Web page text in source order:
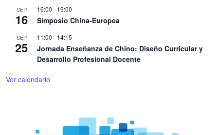
SEP
16
16:00 - 19:00
Simposio China-Europea
SEP
25
11:00 - 14:15
Jornada Enseñanza de Chino: Diseño Curricular y
Desarrollo Profesional Docente
Ver calendario